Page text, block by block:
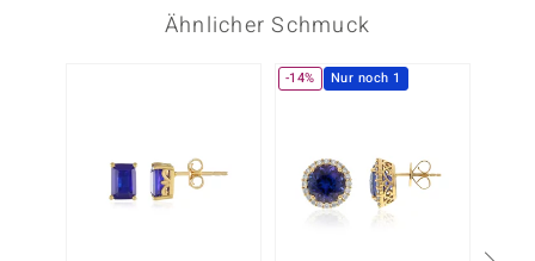
Ähnlicher Schmuck
-14% Nur noch 1